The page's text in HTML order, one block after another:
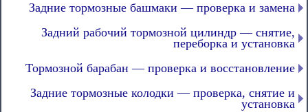
Задние тормозные башмаки — проверка и замена
Задний рабочий тормозной цилиндр — снятие,
переборка и установка
Тормозной барабан — проверка и восстановление
Задние тормозные колодки — проверка, снятие и
установка